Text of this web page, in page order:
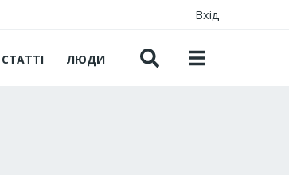
Вхід
СТАТТІ ЛЮДИ